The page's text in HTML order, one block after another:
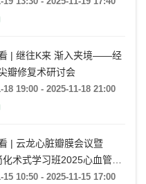
| 继往K来 渐入夹境——经
瓣修复术研讨会
18 19:00 - 2025-11-18 21:00
| 云龙心脏瓣膜会议暨
化术式学习班2025心血管介
路管理交流会
15 10:50 - 2025-11-15 17:00